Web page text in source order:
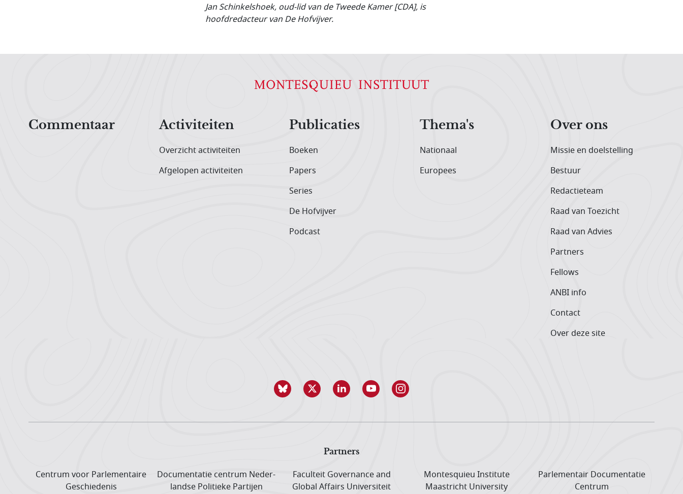
Jan Schinkelshoek, oud-lid van de Tweede Kamer [CDA], is
hoofdredacteur van De Hofvijver.
Commentaar
Activiteiten
Overzicht activiteiten
Afgelopen activiteiten
Publicaties
Boeken
Papers
Series
De Hofvijver
Podcast
Thema's
Nationaal
Europees
Over ons
Missie en doelstelling
Bestuur
Redactieteam
Raad van Toezicht
Raad van Advies
Partners
Fellows
ANBI info
Contact
Over deze site
Partners
Centrum voor Parlementaire
Geschiedenis
Documentatie centrum Neder­
landse Politieke Partijen
Faculteit Governance and
Global Affairs Universiteit
Montesquieu Institute
Maastricht University
Parlementair Documentatie
Centrum